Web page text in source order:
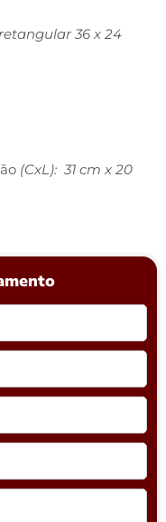
36 x 24
(CxL): 31 cm x 20